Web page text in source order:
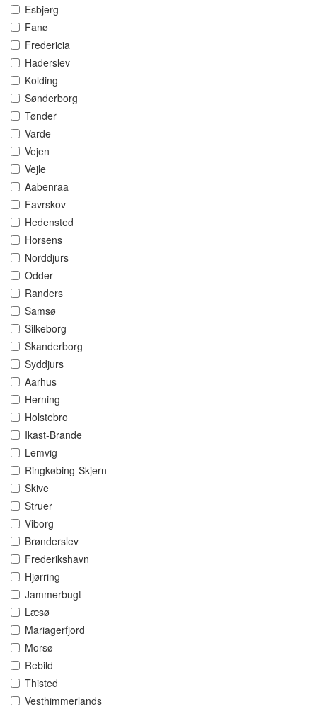
Esbjerg
Fanø
Fredericia
Haderslev
Kolding
Sønderborg
Tønder
Varde
Vejen
Vejle
Aabenraa
Favrskov
Hedensted
Horsens
Norddjurs
Odder
Randers
Samsø
Silkeborg
Skanderborg
Syddjurs
Aarhus
Herning
Holstebro
Ikast-Brande
Lemvig
Ringkøbing-Skjern
Skive
Struer
Viborg
Brønderslev
Frederikshavn
Hjørring
Jammerbugt
Læsø
Mariagerfjord
Morsø
Rebild
Thisted
Vesthimmerlands